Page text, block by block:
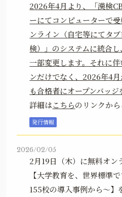
2026年4月より、「漢検
ーにてコンピューターで
ンライン（自宅等にてタ
検）」のシステムに統合
一部変更します。それに
ンだけでなく、2026年4
も合格者にオープンバッジ
詳細はこちらのリンクから
発行情報
2026/02/05
2月19日（木）に無料オン
【大学教育を、世界標準
155校の導入事例から～】